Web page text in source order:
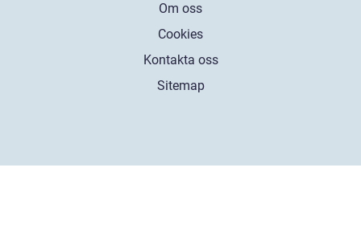
Om oss
Cookies
Kontakta oss
Sitemap